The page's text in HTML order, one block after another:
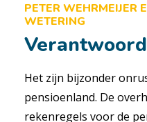
PETER WEHRMEIJER
WETERING
Het zijn bijzonder
pensioenland. De
rekenregels voor de